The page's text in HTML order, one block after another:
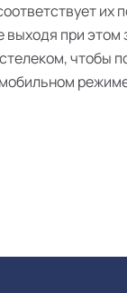
их
выходя при
чтобы